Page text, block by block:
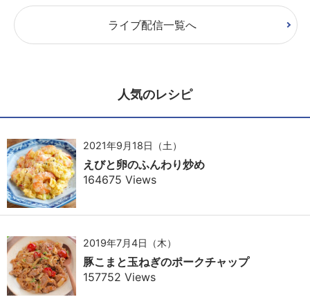
ライブ配信一覧へ
人気のレシピ
2021年9月18日（土）
えびと卵のふんわり炒め
164675 Views
2019年7月4日（木）
豚こまと玉ねぎのポークチャップ
157752 Views